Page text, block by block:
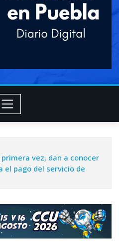
vez, dan a conocer
pago del servicio de